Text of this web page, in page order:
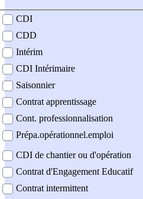
contrat
CDI
CDD
Intérim
CDI Intérimaire
Saisonnier
Contrat apprentissage
Cont. professionnalisation
Prépa.opérationnel.emploi
CDI de chantier ou d'opération
Contrat d'Engagement Educatif
Contrat intermittent